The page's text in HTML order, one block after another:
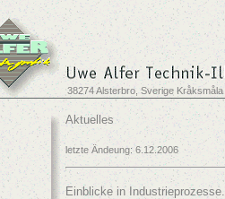
38274 Alsterbro, Sverige
Aktuelles
letzte Ändeung: 6.12.2006
Einblicke in Industrieprozesse.